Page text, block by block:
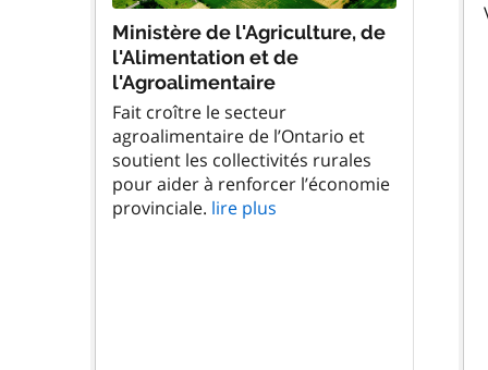
Ministère de l'Agriculture, de
l'Alimentation et de
l'Agroalimentaire
Fait croître le secteur
agroalimentaire de l’Ontario et
soutient les collectivités rurales
pour aider à renforcer l’économie
provinciale. lire plus